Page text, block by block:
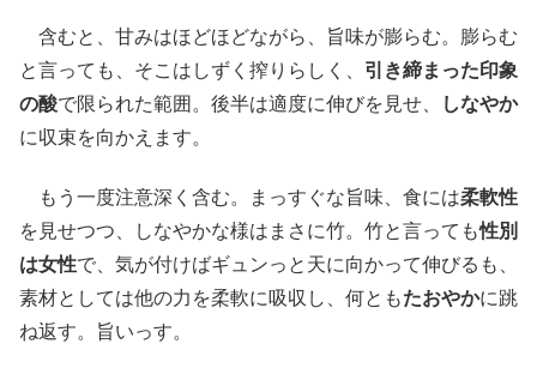
含むと、甘みはほどほどながら、旨味が膨らむ。膨らむ
と言っても、そこはしずく搾りらしく、 引き締まった印象
の酸で限られた範囲。後半は適度に伸びを見せ、
しなやか
に収束を向かえます。
もう一度注意深く含む。まっすぐな旨味、食には柔軟性
を見せつつ、しなやかな様はまさに竹。竹と言っても性別
は女性で、気が付けばギュンっと天に向かって伸びるも、
素材としては他の力を柔軟に吸収し、何ともたおやかに跳
ね返す。旨いっす。